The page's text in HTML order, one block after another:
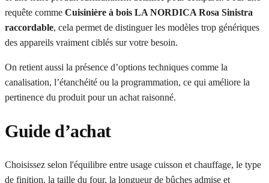
requête comme Cuisinière à bois LA NORDICA Rosa Sinistra
raccordable, cela permet de distinguer les modèles trop génériques
des appareils vraiment ciblés sur votre besoin.
On retient aussi la présence d’options techniques comme la
canalisation, l’étanchéité ou la programmation, ce qui améliore la
pertinence du produit pour un achat raisonné.
Guide d’achat
Choisissez selon l'équilibre entre usage cuisson et chauffage, le type
de finition, la taille du four, la longueur de bûches admise et